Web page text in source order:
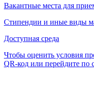
Вакантные места для
Стипендии и иные виды
Доступная среда
Чтобы оценить условия
QR-код или перейдите по